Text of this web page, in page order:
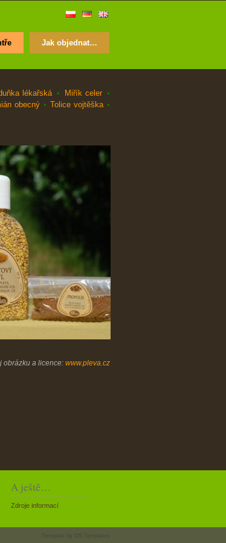
Jak objednat…
lékařská • Miřík celer •
obecný • Tolice vojtěška •
obrázku a licence: www.pleva.cz
A ještě…
Zdroje informací
Template by OS Templates